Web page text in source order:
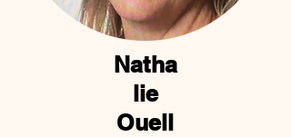
Natha
lie
Ouell